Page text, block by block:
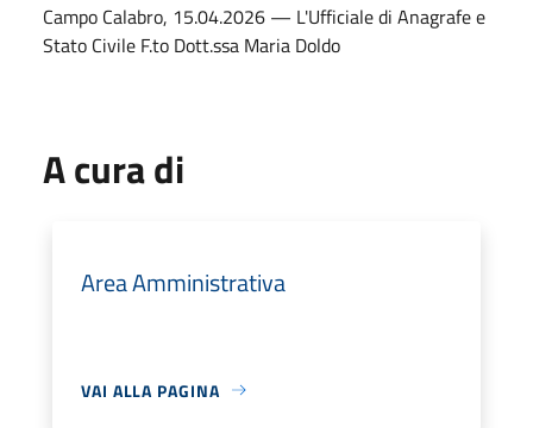
Campo Calabro, 15.04.2026 — L'Ufficiale di Anagrafe e
Stato Civile F.to Dott.ssa Maria Doldo
A cura di
Area Amministrativa
VAI ALLA PAGINA